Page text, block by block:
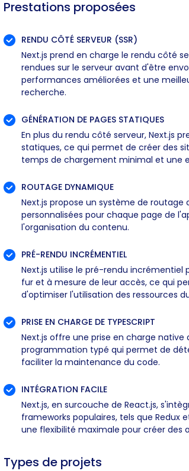
Prestations proposées
RENDU CÔTÉ SERVEUR (SSR)
Next.js prend en charge le rendu côté
rendues sur le serveur avant d'être
performances améliorées et une
recherche.
GÉNÉRATION DE PAGES STATIQUES
En plus du rendu côté serveur, Next.js
statiques, ce qui permet de créer des
temps de chargement minimal et une
ROUTAGE DYNAMIQUE
Next.js propose un système de
personnalisées pour chaque page de
l'organisation du contenu.
PRÉ-RENDU INCRÉMENTIEL
Next.js utilise le pré-rendu
fur et à mesure de leur accès, ce qui
d'optimiser l'utilisation des ressources
PRISE EN CHARGE DE TYPESCRIPT
Next.js offre une prise en charge native
programmation typé qui permet de
faciliter la maintenance du code.
INTÉGRATION FACILE
Next.js, en surcouche de React.js,
frameworks populaires, tels que Redux
une flexibilité maximale pour créer des
Types de projets